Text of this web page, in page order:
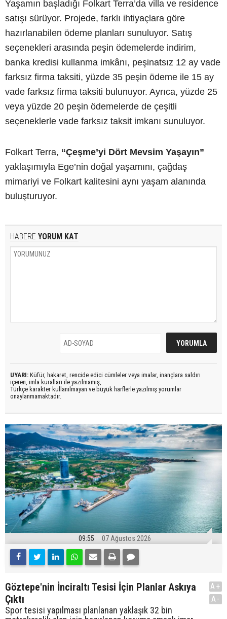
Yaşamın başladığı Folkart Terra’da villa ve residence
satışı sürüyor. Projede, farklı ihtiyaçlara göre
hazırlanabilen ödeme planları sunuluyor. Satış
seçenekleri arasında peşin ödemelerde indirim,
banka kredisi kullanma imkânı, peşinatsız 12 ay vade
farksız firma taksiti, yüzde 35 peşin ödeme ile 15 ay
vade farksız firma taksiti bulunuyor. Ayrıca, yüzde 25
veya yüzde 20 peşin ödemelerde de çeşitli
seçeneklerle vade farksız taksit imkanı sunuluyor.
Folkart Terra, “Çeşme’yi Dört Mevsim Yaşayın”
yaklaşımıyla Ege’nin doğal yaşamını, çağdaş
mimariyi ve Folkart kalitesini aynı yaşam alanında
buluşturuyor.
HABERE YORUM KAT
UYARI: Küfür, hakaret, rencide edici cümleler veya imalar, inançlara saldırı
içeren, imla kuralları ile yazılmamış,
Türkçe karakter kullanılmayan ve büyük harflerle yazılmış yorumlar
onaylanmamaktadır.
09:55 07 Ağustos 2026
Göztepe'nin İnciraltı Tesisi İçin Planlar Askıya
Çıktı
Spor tesisi yapılması planlanan yaklaşık 32 bin
A+
A-